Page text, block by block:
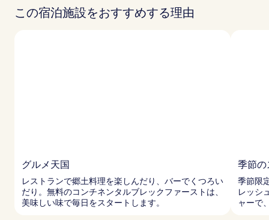
この宿泊施設をおすすめする理由
グルメ天国
レストランで郷土料理を楽しんだり、バーでくつろい
だり。無料のコンチネンタルブレックファーストは、
美味しい味で毎日をスタートします。
季節の
季節限
レッシ
ャーで